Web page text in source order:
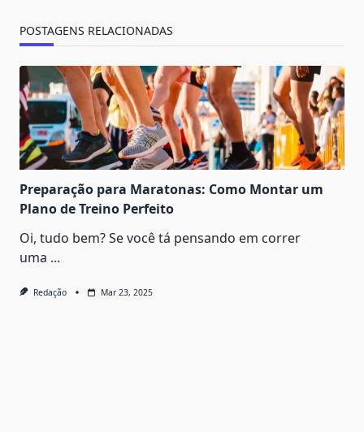
POSTAGENS RELACIONADAS
Preparação para Maratonas: Como Montar um
Plano de Treino Perfeito
Oi, tudo bem? Se você tá pensando em correr
uma ...
Redação Mar 23, 2025